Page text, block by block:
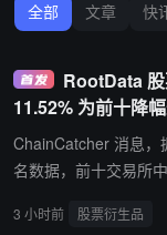
全部 文章 快
RootData
11.52% 为前十降
ChainCatcher 消息，
名数据，前十交易所
悉，该价差为 24h 成
3 小时前 股票衍生品